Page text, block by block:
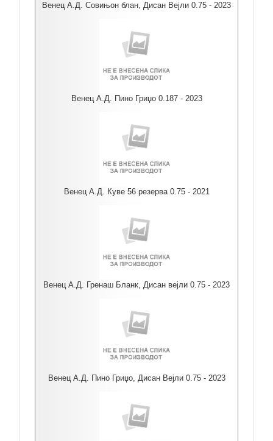
Венец А.Д. Совињон блан, Дисан Вејли 0.75 - 2023
Венец А.Д. Пино Гриџо 0.187 - 2023
Венец А.Д. Куве 56 резерва 0.75 - 2021
Венец А.Д. Гренаш Бланк, Дисан вејли 0.75 - 2023
Венец А.Д. Пино Гриџо, Дисан Вејли 0.75 - 2023